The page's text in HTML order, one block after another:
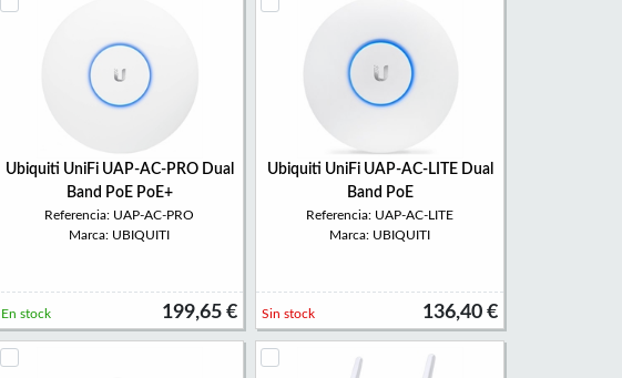
Ubiquiti UniFi UAP-AC-PRO Dual
Band PoE PoE+
Referencia: UAP-AC-PRO
Marca: UBIQUITI
199,65 €
En stock
Ubiquiti UniFi UAP-AC-LITE Dual
Band PoE
Referencia: UAP-AC-LITE
Marca: UBIQUITI
136,40 €
Sin stock